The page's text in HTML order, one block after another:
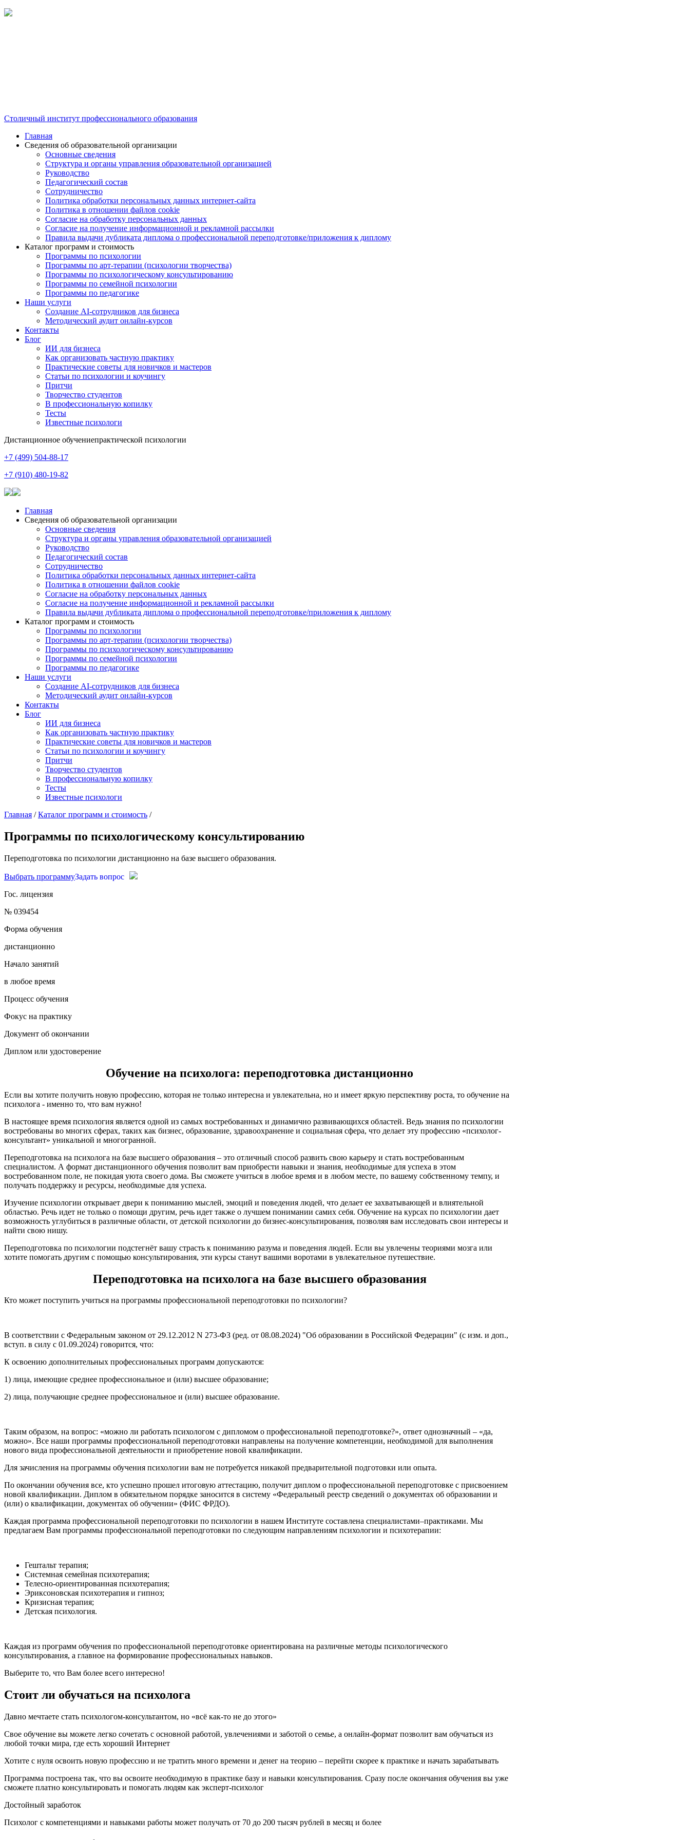
Столичный институт профессионального образования
Главная
Сведения об образовательной организации
Основные сведения
Структура и органы управления образовательной организацией
Руководство
Педагогический состав
Сотрудничество
Политика обработки персональных данных интернет-сайта
Политика в отношении файлов cookie
Согласие на обработку персональных данных
Согласие на получение информационной и рекламной рассылки
Правила выдачи дубликата диплома о профессиональной переподготовке/приложения к диплому
Каталог программ и стоимость
Программы по психологии
Программы по арт-терапии (психологии творчества)
Программы по психологическому консультированию
Программы по семейной психологии
Программы по педагогике
Наши услуги
Создание AI-сотрудников для бизнеса
Методический аудит онлайн-курсов
Контакты
Блог
ИИ для бизнеса
Как организовать частную практику
Практические советы для новичков и мастеров
Статьи по психологии и коучингу
Притчи
Творчество студентов
В профессиональную копилку
Тесты
Известные психологи
Дистанционное обучениепрактической психологии
+7 (499) 504-88-17
+7 (910) 480-19-82
Главная
Сведения об образовательной организации
Основные сведения
Структура и органы управления образовательной организацией
Руководство
Педагогический состав
Сотрудничество
Политика обработки персональных данных интернет-сайта
Политика в отношении файлов cookie
Согласие на обработку персональных данных
Согласие на получение информационной и рекламной рассылки
Правила выдачи дубликата диплома о профессиональной переподготовке/приложения к диплому
Каталог программ и стоимость
Программы по психологии
Программы по арт-терапии (психологии творчества)
Программы по психологическому консультированию
Программы по семейной психологии
Программы по педагогике
Наши услуги
Создание AI-сотрудников для бизнеса
Методический аудит онлайн-курсов
Контакты
Блог
ИИ для бизнеса
Как организовать частную практику
Практические советы для новичков и мастеров
Статьи по психологии и коучингу
Притчи
Творчество студентов
В профессиональную копилку
Тесты
Известные психологи
Главная /Каталог программ и стоимость /
Программы по психологическому консультированию
Переподготовка по психологии дистанционно на базе высшего образования.
Выбрать программуЗадать вопрос
Гос. лицензия
№ 039454
Форма обучения
дистанционно
Начало занятий
в любое время
Процесс обучения
Фокус на практику
Документ об окончании
Диплом или удостоверение
Обучение на психолога: переподготовка дистанционно
Если вы хотите получить новую профессию, которая не только интересна и увлекательна, но и имеет яркую перспективу роста, то обучение на
психолога - именно то, что вам нужно!
В настоящее время психология является одной из самых востребованных и динамично развивающихся областей. Ведь знания по психологии
востребованы во многих сферах, таких как бизнес, образование, здравоохранение и социальная сфера, что делает эту профессию «психолог-
консультант» уникальной и многогранной.
Переподготовка на психолога на базе высшего образования – это отличный способ развить свою карьеру и стать востребованным
специалистом. А формат дистанционного обучения позволит вам приобрести навыки и знания, необходимые для успеха в этом
востребованном поле, не покидая уюта своего дома. Вы сможете учиться в любое время и в любом месте, по вашему собственному темпу, и
получать поддержку и ресурсы, необходимые для успеха.
Изучение психологии открывает двери к пониманию мыслей, эмоций и поведения людей, что делает ее захватывающей и влиятельной
областью. Речь идет не только о помощи другим, речь идет также о лучшем понимании самих себя. Обучение на курсах по психологии дает
возможность углубиться в различные области, от детской психологии до бизнес-консультирования, позволяя вам исследовать свои интересы и
найти свою нишу.
Переподготовка по психологии подстегнёт вашу страсть к пониманию разума и поведения людей. Если вы увлечены теориями мозга или
хотите помогать другим с помощью консультирования, эти курсы станут вашими воротами в увлекательное путешествие.
Переподготовка на психолога на базе высшего образования
Кто может поступить учиться на программы профессиональной переподготовки по психологии?
В соответствии с Федеральным законом от 29.12.2012 N 273-ФЗ (ред. от 08.08.2024) "Об образовании в Российской Федерации" (с изм. и доп.,
вступ. в силу с 01.09.2024) говорится, что:
К освоению дополнительных профессиональных программ допускаются:
1) лица, имеющие среднее профессиональное и (или) высшее образование;
2) лица, получающие среднее профессиональное и (или) высшее образование.
Таким образом, на вопрос: «можно ли работать психологом с дипломом о профессиональной переподготовке?», ответ однозначный – «да,
можно». Все наши программы профессиональной переподготовки направлены на получение компетенции, необходимой для выполнения
нового вида профессиональной деятельности и приобретение новой квалификации.
Для зачисления на программы обучения психологии вам не потребуется никакой предварительной подготовки или опыта.
По окончании обучения все, кто успешно прошел итоговую аттестацию, получит диплом о профессиональной переподготовке с присвоением
новой квалификации. Диплом в обязательном порядке заносится в систему «Федеральный реестр сведений о документах об образовании и
(или) о квалификации, документах об обучении» (ФИС ФРДО).
Каждая программа профессиональной переподготовки по психологии в нашем Институте составлена специалистами–практиками. Мы
предлагаем Вам программы профессиональной переподготовки по следующим направлениям психологии и психотерапии:
Гештальт терапия;
Системная семейная психотерапия;
Телесно-ориентированная психотерапия;
Эриксоновская психотерапия и гипноз;
Кризисная терапия;
Детская психология.
Каждая из программ обучения по профессиональной переподготовке ориентирована на различные методы психологического
консультирования, а главное на формирование профессиональных навыков.
Выберите то, что Вам более всего интересно!
Стоит ли обучаться на психолога
Давно мечтаете стать психологом-консультантом, но «всё как-то не до этого»
Свое обучение вы можете легко сочетать с основной работой, увлечениями и заботой о семье, а онлайн-формат позволит вам обучаться из
любой точки мира, где есть хороший Интернет
Хотите с нуля освоить новую профессию и не тратить много времени и денег на теорию – перейти скорее к практике и начать зарабатывать
Программа построена так, что вы освоите необходимую в практике базу и навыки консультирования. Сразу после окончания обучения вы уже
сможете платно консультировать и помогать людям как эксперт-психолог
Достойный заработок
Психолог с компетенциями и навыками работы может получать от 70 до 200 тысяч рублей в месяц и более